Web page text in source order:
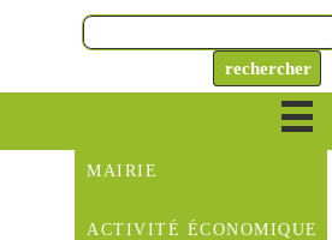
MAIRIE
ACTIVITÉ ÉCONOMIQUE